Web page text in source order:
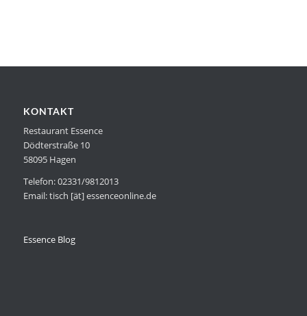
KONTAKT
Restaurant Essence
Dödterstraße 10
58095 Hagen
Telefon: 02331/9812013
Email: tisch [ät] essenceonline.de
Essence Blog